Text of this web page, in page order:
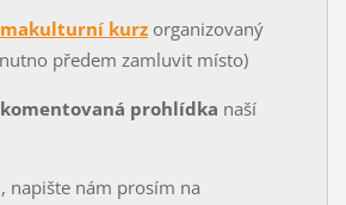
kurzorganizovaný
předem zamluvit místo)
komentovaná prohlídka naší
napište nám prosím na